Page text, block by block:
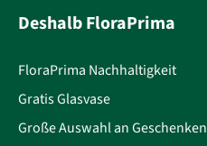
Deshalb FloraPrima
FloraPrima Nachhaltigkeit
Gratis Glasvase
Große Auswahl an Geschenken